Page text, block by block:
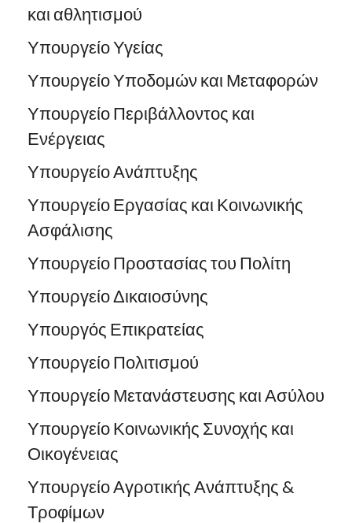
και αθλητισμού
Υπουργείο Υγείας
Υπουργείο Υποδομών και Μεταφορών
Υπουργείο Περιβάλλοντος και
Ενέργειας
Υπουργείο Ανάπτυξης
Υπουργείο Εργασίας και Κοινωνικής
Ασφάλισης
Υπουργείο Προστασίας του Πολίτη
Υπουργείο Δικαιοσύνης
Υπουργός Επικρατείας
Υπουργείο Πολιτισμού
Υπουργείο Μετανάστευσης και Ασύλου
Υπουργείο Κοινωνικής Συνοχής και
Οικογένειας
Υπουργείο Αγροτικής Ανάπτυξης &
Τροφίμων